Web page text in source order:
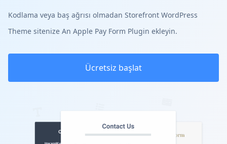
Kodlama veya baş ağrısı olmadan Storefront WordPress
Theme sitenize An Apple Pay Form Plugin ekleyin.
Ücretsiz başlat